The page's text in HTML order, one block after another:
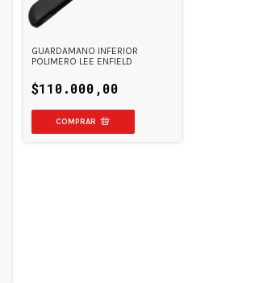
GUARDAMANO INFERIOR
POLIMERO LEE ENFIELD
$110.000,00